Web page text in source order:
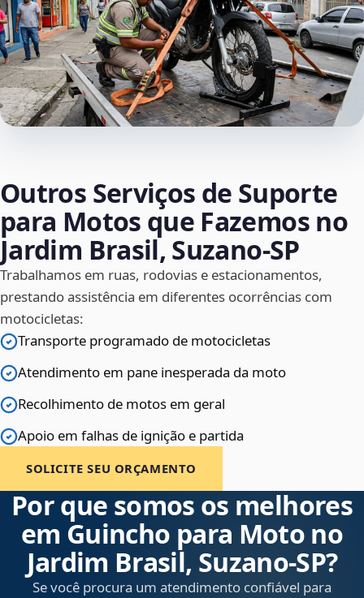
Outros Serviços de Suporte
para Motos que Fazemos no
Jardim Brasil, Suzano‑SP
Trabalhamos em ruas, rodovias e estacionamentos,
prestando assistência em diferentes ocorrências com
motocicletas:
Transporte programado de motocicletas
Atendimento em pane inesperada da moto
Recolhimento de motos em geral
Apoio em falhas de ignição e partida
SOLICITE SEU ORÇAMENTO
Por que somos os melhores
em Guincho para Moto no
Jardim Brasil, Suzano‑SP?
Se você procura um atendimento confiável para